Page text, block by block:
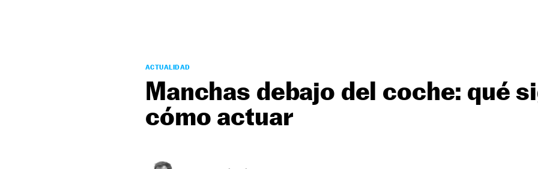
ACTUALIDAD
Manchas debajo del coche: qué
cómo actuar